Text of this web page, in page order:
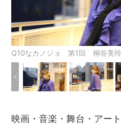
Q10なカノジョ 第1回 桐谷美玲
映画・音楽・舞台・アー